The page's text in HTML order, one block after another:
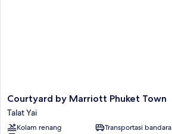
Courtyard
by
Marriott
Phuket
Courtyard by Marriott Phuket Town
Talat Yai
Kolam renang
Transportasi bandara